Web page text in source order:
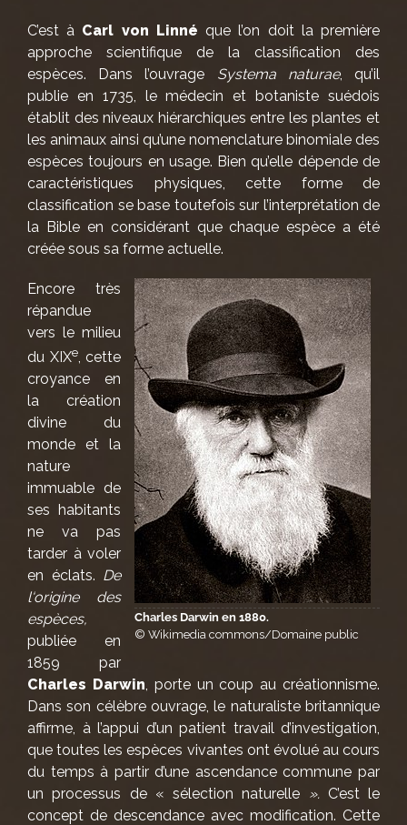
C’est à Carl von Linné que l’on doit la première
approche scientifique de la classification des
espèces. Dans l’ouvrage Systema naturae, qu’il
publie en 1735, le médecin et botaniste suédois
établit des niveaux hiérarchiques entre les plantes et
les animaux ainsi qu’une nomenclature binomiale des
espèces toujours en usage. Bien qu’elle dépende de
caractéristiques physiques, cette forme de
classification se base toutefois sur l’interprétation de
la Bible en considérant que chaque espèce a été
créée sous sa forme actuelle.
Charles Darwin en 1880.
© Wikimedia commons/Domaine public
Encore très
répandue
vers le milieu
du XIXe, cette
croyance en
la création
divine du
monde et la
nature
immuable de
ses habitants
ne va pas
tarder à voler
en éclats. De
l‘origine des
espèces,
publiée en
1859 par
Charles Darwin, porte un coup au créationnisme.
Dans son célèbre ouvrage, le naturaliste britannique
affirme, à l’appui d’un patient travail d’investigation,
que toutes les espèces vivantes ont évolué au cours
du temps à partir d’une ascendance commune par
un processus de « sélection naturelle ». C’est le
concept de descendance avec modification. Cette